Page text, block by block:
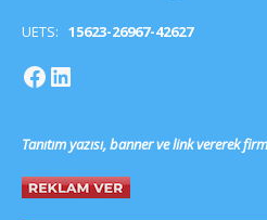
UETS: 15623-26967-42627
Tanıtım yazısı, banner ve link vererek